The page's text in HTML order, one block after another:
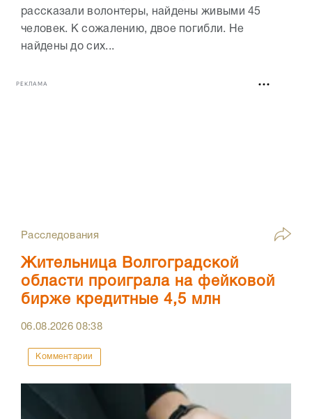
рассказали волонтеры, найдены живыми 45
человек. К сожалению, двое погибли. Не
найдены до сих...
РЕКЛАМА
Расследования
Жительница Волгоградской
области проиграла на фейковой
бирже кредитные 4,5 млн
06.08.202608:38
Комментарии